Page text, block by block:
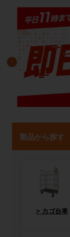
製品から探す
カゴ台車